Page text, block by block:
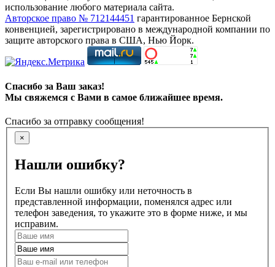
использование любого материала сайта.
Авторское право № 712144451 гарантированное Бернской
конвенцией, зарегистрировано в международной компании по
защите авторского права в США, Нью Йорк.
Спасибо за Ваш заказ!
Мы свяжемся с Вами в самое ближайшее время.
Спасибо за отправку сообщения!
×
Нашли ошибку?
Если Вы нашли ошибку или неточность в
представленной информации, поменялся адрес или
телефон заведения, то укажите это в форме ниже, и мы
исправим.